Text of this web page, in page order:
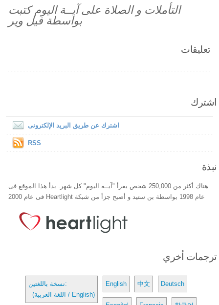
التأملات و الصلاة على آيــة اليوم كتبت
بواسطة فيل وير
تعليقات
اشترك
اشترك عن طريق البريد الإلكترونى
RSS
نبذة
هناك أكثر من 250,000 شخص يقرأ "آيــة اليوم" كل شهر. بدأ هذا الموقع فى
عام 1998 بواسطة بن ستيد و أصبح جزأ من شبكة Heartlight فى عام 2000
ترجمات أخري
نسخة باللغتين:
(اللغة العربية / English)
English 中文 Deutsch